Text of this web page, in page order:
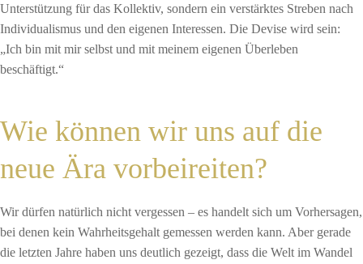
Unterstützung für das Kollektiv, sondern ein verstärktes Streben nach
Individualismus und den eigenen Interessen. Die Devise wird sein:
„Ich bin mit mir selbst und mit meinem eigenen Überleben
beschäftigt.“
Wie können wir uns auf die
neue Ära vorbeireiten?
Wir dürfen natürlich nicht vergessen – es handelt sich um Vorhersagen,
bei denen kein Wahrheitsgehalt gemessen werden kann. Aber gerade
die letzten Jahre haben uns deutlich gezeigt, dass die Welt im Wandel